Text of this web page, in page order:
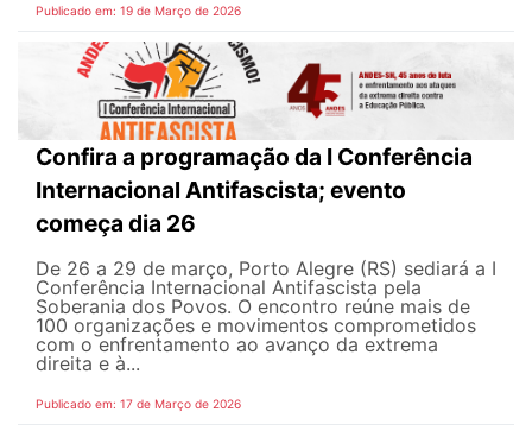
Publicado em: 19 de Março de 2026
Confira a programação da I Conferência
Internacional Antifascista; evento
começa dia 26
De 26 a 29 de março, Porto Alegre (RS) sediará a I
Conferência Internacional Antifascista pela
Soberania dos Povos. O encontro reúne mais de
100 organizações e movimentos comprometidos
com o enfrentamento ao avanço da extrema
direita e à...
Publicado em: 17 de Março de 2026